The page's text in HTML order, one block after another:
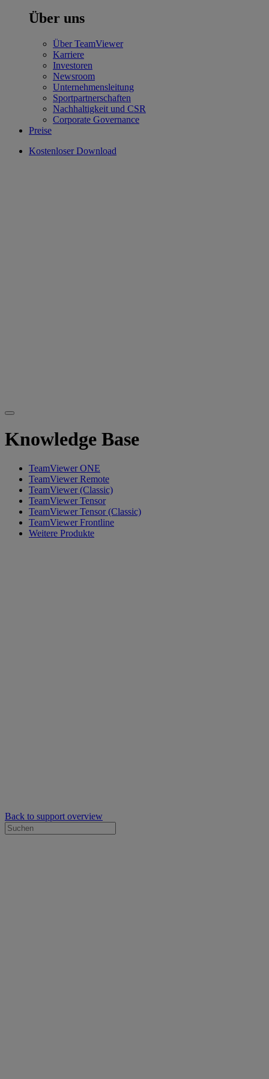
Über uns
Über TeamViewer
Karriere
Investoren
Newsroom
Unternehmensleitung
Sportpartnerschaften
Nachhaltigkeit und CSR
Corporate Governance
Preise
Kostenloser Download
Knowledge Base
TeamViewer ONE
TeamViewer Remote
TeamViewer (Classic)
TeamViewer Tensor
TeamViewer Tensor (Classic)
TeamViewer Frontline
Weitere Produkte
Back to support overview